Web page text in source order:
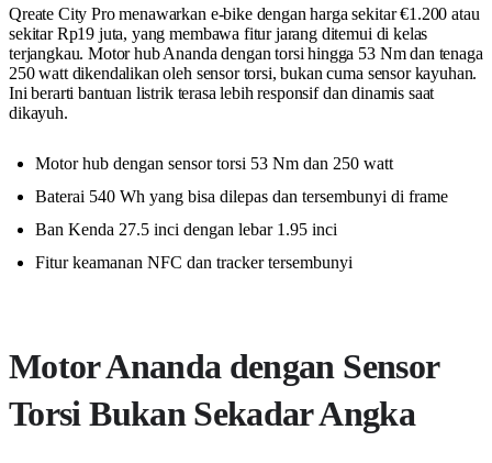
Qreate City Pro menawarkan e-bike dengan harga sekitar €1.200 atau
sekitar Rp19 juta, yang membawa fitur jarang ditemui di kelas
terjangkau. Motor hub Ananda dengan torsi hingga 53 Nm dan tenaga
250 watt dikendalikan oleh sensor torsi, bukan cuma sensor kayuhan.
Ini berarti bantuan listrik terasa lebih responsif dan dinamis saat
dikayuh.
Motor hub dengan sensor torsi 53 Nm dan 250 watt
Baterai 540 Wh yang bisa dilepas dan tersembunyi di frame
Ban Kenda 27.5 inci dengan lebar 1.95 inci
Fitur keamanan NFC dan tracker tersembunyi
Motor Ananda dengan Sensor
Torsi Bukan Sekadar Angka